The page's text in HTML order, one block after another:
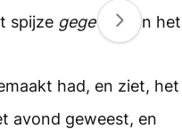
spijze gegeven. En het
had, en ziet, het
avond geweest, en